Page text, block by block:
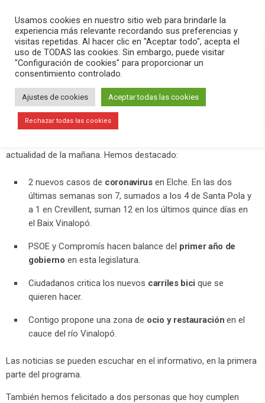
search menu pause PLAY
julio 14, 2020
2 nuevos casos de coronavirus en
Elche eleva a 7 la cifra en las últimas
dos semanas
actualidad de la mañana. Hemos destacado:
2 nuevos casos de coronavirusen Elche. En las dos
últimas semanas son 7, sumados a los 4 de Santa Pola y
a 1 en Crevillent, suman 12 en los últimos quince días en
el Baix Vinalopó.
PSOE y Compromís hacen balance del primer año de
gobierno en esta legislatura.
Ciudadanos critica los nuevos carriles bici que se
quieren hacer.
Contigo propone una zona de ocio y restauración en el
cauce del río Vinalopó.
Las noticias se pueden escuchar en el informativo, en la primera
parte del programa.
También hemos felicitado a dos personas que hoy cumplen
Usamos cookies en nuestro sitio web para brindarle la
experiencia más relevante recordando sus preferencias y
visitas repetidas. Al hacer clic en "Aceptar todo", acepta el
uso de TODAS las cookies. Sin embargo, puede visitar
"Configuración de cookies" para proporcionar un
consentimiento controlado.
Ajustes de cookies Aceptar todas las cookies
Rechazar todas las cookies